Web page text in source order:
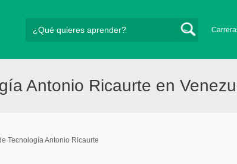
Antonio Ricaurte en
Tecnología Antonio Ricaurte